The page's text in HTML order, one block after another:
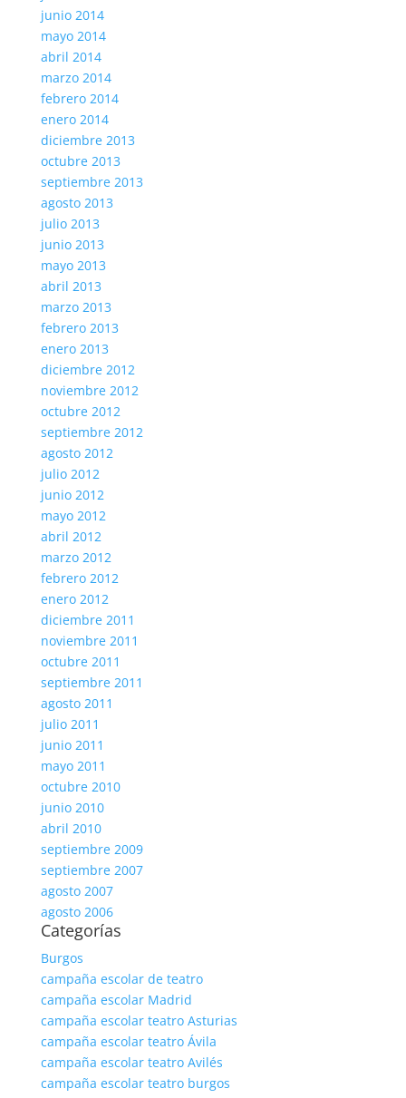
junio 2014
mayo 2014
abril 2014
marzo 2014
febrero 2014
enero 2014
diciembre 2013
octubre 2013
septiembre 2013
agosto 2013
julio 2013
junio 2013
mayo 2013
abril 2013
marzo 2013
febrero 2013
enero 2013
diciembre 2012
noviembre 2012
octubre 2012
septiembre 2012
agosto 2012
julio 2012
junio 2012
mayo 2012
abril 2012
marzo 2012
febrero 2012
enero 2012
diciembre 2011
noviembre 2011
octubre 2011
septiembre 2011
agosto 2011
julio 2011
junio 2011
mayo 2011
octubre 2010
junio 2010
abril 2010
septiembre 2009
septiembre 2007
agosto 2007
agosto 2006
Categorías
Burgos
campaña escolar de teatro
campaña escolar Madrid
campaña escolar teatro Asturias
campaña escolar teatro Ávila
campaña escolar teatro Avilés
campaña escolar teatro burgos